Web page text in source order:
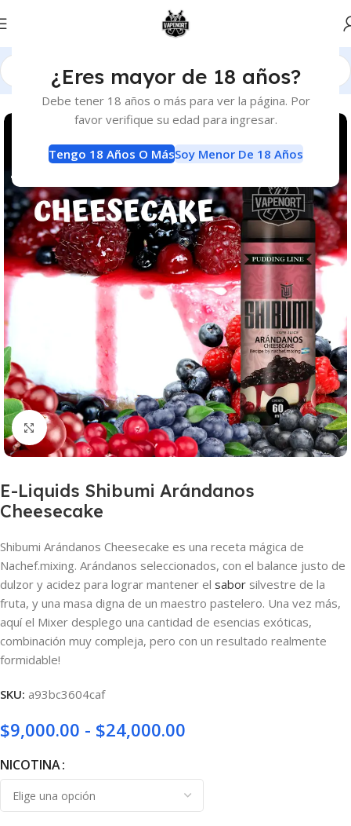
¿Eres mayor de 18 años?
Debe tener 18 años o más para ver la página. Por
favor verifique su edad para ingresar.
Tengo 18 Años O MásSoy Menor De 18 Años
Inicio E-Liquids E-Liquids
Haga clic para ampliar
E-Liquids Shibumi Arándanos
Cheesecake
Shibumi Arándanos Cheesecake es una receta mágica de
Nachef.mixing. Arándanos seleccionados, con el balance justo de
dulzor y acidez para lograr mantener el sabor silvestre de la
fruta, y una masa digna de un maestro pastelero. Una vez más,
aquí el Mixer desplego una cantidad de esencias exóticas,
combinación muy compleja, pero con un resultado realmente
formidable!
SKU: a93bc3604caf
$9,000.00 - $24,000.00
NICOTINA